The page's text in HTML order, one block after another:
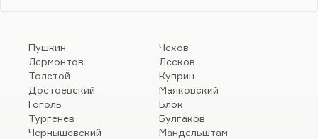
Пушкин
Лермонтов
Толстой
Достоевский
Гоголь
Тургенев
Чернышевский
Чехов
Лесков
Куприн
Маяковский
Блок
Булгаков
Мандельштам